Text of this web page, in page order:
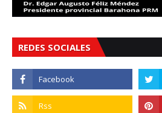
REDES SOCIALES